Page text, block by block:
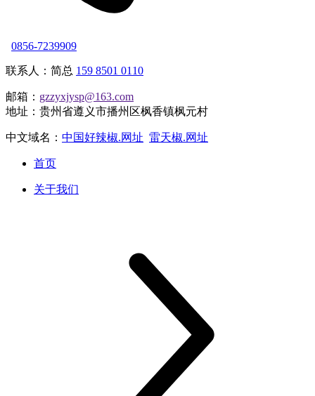
0856-7239909
联系人：简总 159 8501 0110
邮箱： gzzyxjysp@163.com
地址：贵州省遵义市播州区枫香镇枫元村
中文域名： 中国好辣椒.网址 雷天椒.网址
首页
关于我们